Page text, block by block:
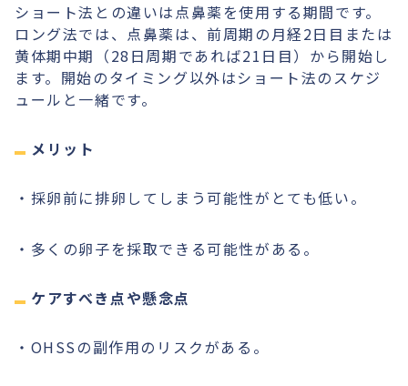
ショート法との違いは点鼻薬を使用する期間です。
ロング法では、点鼻薬は、前周期の月経2日目または
黄体期中期（28日周期であれば21日目）から開始し
ます。開始のタイミング以外はショート法のスケジ
ュールと一緒です。
メリット
・採卵前に排卵してしまう可能性がとても低い。
・多くの卵子を採取できる可能性がある。
ケアすべき点や懸念点
・OHSSの副作用のリスクがある。